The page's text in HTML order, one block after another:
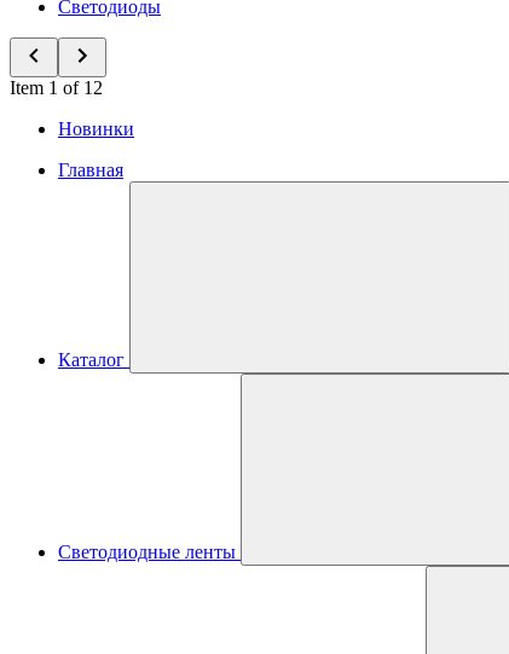
Светодиоды
Item 1 of 12
Новинки
Главная
Каталог
Светодиодные ленты